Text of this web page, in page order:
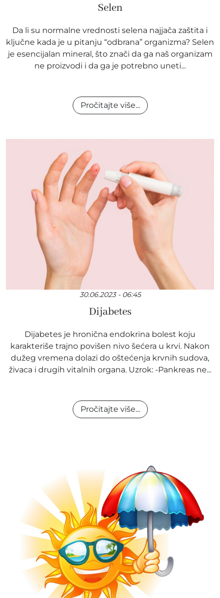
Selen
Da li su normalne vrednosti selena najjača zaštita i
ključne kada je u pitanju “odbrana” organizma? Selen
je esencijalan mineral, što znači da ga naš organizam
ne proizvodi i da ga je potrebno uneti...
Pročitajte više...
30.06.2023 - 06:45
Dijabetes
Dijabetes je hronična endokrina bolest koju
karakteriše trajno povišen nivo šećera u krvi. Nakon
dužeg vremena dolazi do oštećenja krvnih sudova,
živaca i drugih vitalnih organa. Uzrok: -Pankreas ne...
Pročitajte više...